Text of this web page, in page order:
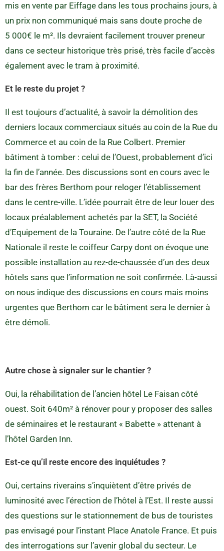
mis en vente par Eiffage dans les tous prochains jours, à
un prix non communiqué mais sans doute proche de
5 000€ le m². Ils devraient facilement trouver preneur
dans ce secteur historique très prisé, très facile d’accès
également avec le tram à proximité.
Et le reste du projet ?
Il est toujours d’actualité, à savoir la démolition des
derniers locaux commerciaux situés au coin de la Rue du
Commerce et au coin de la Rue Colbert. Premier
bâtiment à tomber : celui de l’Ouest, probablement d’ici
la fin de l’année. Des discussions sont en cours avec le
bar des frères Berthom pour reloger l’établissement
dans le centre-ville. L’idée pourrait être de leur louer des
locaux préalablement achetés par la SET, la Société
d’Equipement de la Touraine. De l’autre côté de la Rue
Nationale il reste le coiffeur Carpy dont on évoque une
possible installation au rez-de-chaussée d’un des deux
hôtels sans que l’information ne soit confirmée. Là-aussi
on nous indique des discussions en cours mais moins
urgentes que Berthom car le bâtiment sera le dernier à
être démoli.
Autre chose à signaler sur le chantier ?
Oui, la réhabilitation de l’ancien hôtel Le Faisan côté
ouest. Soit 640m² à rénover pour y proposer des salles
de séminaires et le restaurant « Babette » attenant à
l’hôtel Garden Inn.
Est-ce qu’il reste encore des inquiétudes ?
Oui, certains riverains s’inquiètent d’être privés de
luminosité avec l’érection de l’hôtel à l’Est. Il reste aussi
des questions sur le stationnement de bus de touristes
pas envisagé pour l’instant Place Anatole France. Et puis
des interrogations sur l’avenir global du secteur. Le